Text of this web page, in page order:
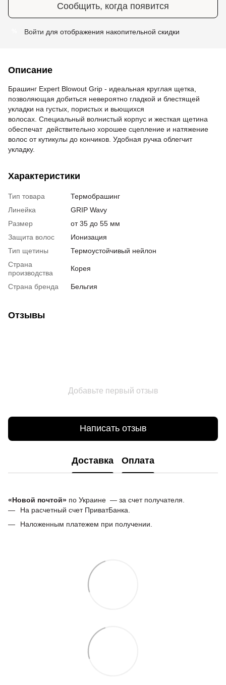
Сообщить, когда появится
Войти для отображения накопительной скидки
Описание
Брашинг Expert Blowout Grip - идеальная круглая щетка,
позволяющая добиться невероятно гладкой и блестящей
укладки на густых, пористых и вьющихся
волосах. Специальный волнистый корпус и жесткая щетина
обеспечат действительно хорошее сцепление и натяжение
волос от кутикулы до кончиков. Удобная ручка облегчит
укладку.
Характеристики
Тип товара
Термобрашинг
Линейка
GRIP Wavy
Размер
от 35 до 55 мм
Защита волос
Ионизация
Тип щетины
Термоустойчивый нейлон
Страна
производства
Корея
Страна бренда Бельгия
Отзывы
Добавьте первый отзыв
Написать отзыв
Доставка Оплата
«Новой почтой» по Украине — за счет получателя.
На расчетный счет ПриватБанка.
Наложенным платежем при получении.